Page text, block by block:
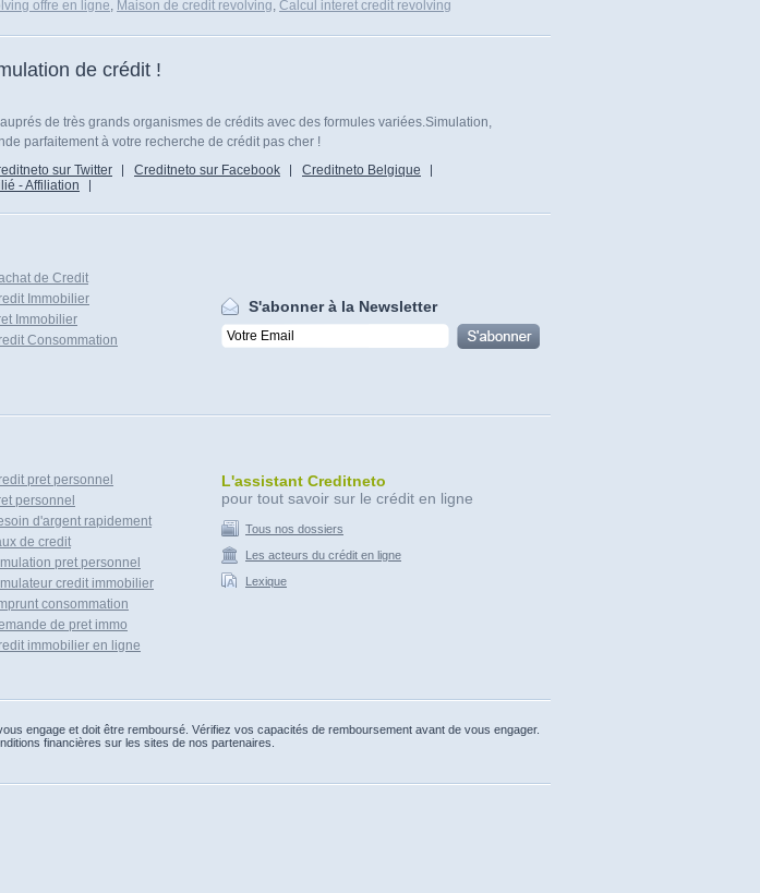
offre en ligne, Maison de credit revolving, Calcul interet credit revolving
de crédit !
de très grands organismes de crédits avec des formules variées.Simulation,
parfaitement à votre recherche de crédit pas cher !
sur Twitter Creditneto sur Facebook
Creditneto Belgique
- Affiliation
de Credit
Immobilier
Immobilier
Consommation
S'abonner à la Newsletter
pret personnel
personnel
d'argent rapidement
de credit
pret personnel
credit immobilier
consommation
de pret immo
immobilier en ligne
L'assistant Creditneto
pour tout savoir sur le crédit en ligne
Tous nos dossiers
Les acteurs du crédit en ligne
Lexique
engage et doit être remboursé. Vérifiez vos capacités de remboursement avant de vous engager.
financières sur les sites de nos partenaires.